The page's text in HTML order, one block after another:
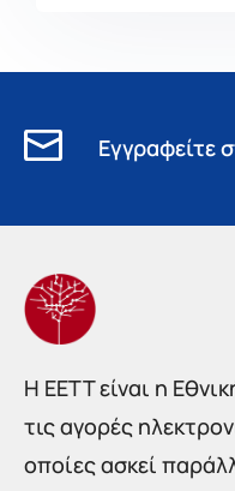
Εγγραφείτε
Η EETT είναι η
τις αγορές
οποίες ασκεί